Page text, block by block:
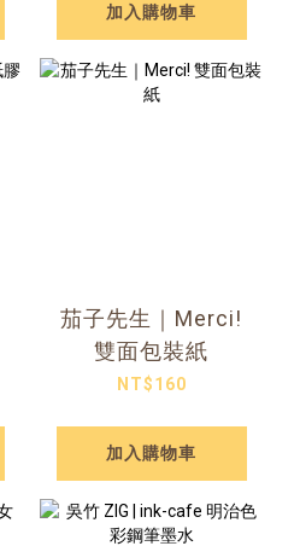
加入購物車
茄子先生｜Merci!
雙面包裝紙
NT$160
加入購物車